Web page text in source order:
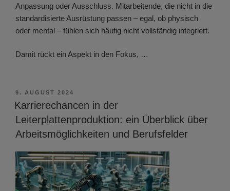
Anpassung oder Ausschluss. Mitarbeitende, die nicht in die
standardisierte Ausrüstung passen – egal, ob physisch
oder mental – fühlen sich häufig nicht vollständig integriert.
Damit rückt ein Aspekt in den Fokus, …
VERÖFFENTLICHT
AM
9. AUGUST 2024
Karrierechancen in der
Leiterplattenproduktion: ein Überblick über
Arbeitsmöglichkeiten und Berufsfelder